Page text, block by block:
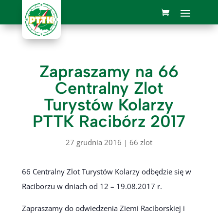
Zapraszamy na 66
Centralny Zlot
Turystów Kolarzy
PTTK Racibórz 2017
27 grudnia 2016 | 66 zlot
66 Centralny Zlot Turystów Kolarzy odbędzie się w
Raciborzu w dniach od 12 – 19.08.2017 r.
Zapraszamy do odwiedzenia Ziemi Raciborskiej i